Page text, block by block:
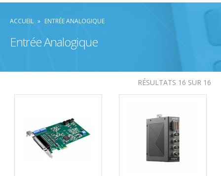
ACCUEIL » ENTRÉE ANALOGIQUE
Entrée Analogique
RÉSULTATS 16 SUR 16